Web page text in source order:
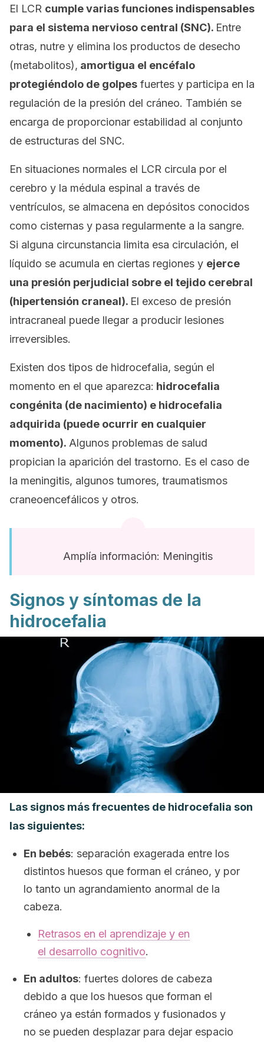
El LCR cumple varias funciones indispensables
para el sistema nervioso central (SNC). Entre
otras, nutre y elimina los productos de desecho
(metabolitos), amortigua el encéfalo
protegiéndolo de golpes fuertes y participa en la
regulación de la presión del cráneo. También se
encarga de proporcionar estabilidad al conjunto
de estructuras del SNC.
En situaciones normales el LCR circula por el
cerebro y la médula espinal a través de
ventrículos, se almacena en depósitos conocidos
como cisternas y pasa regularmente a la sangre.
Si alguna circunstancia limita esa circulación, el
líquido se acumula en ciertas regiones y ejerce
una presión perjudicial sobre el tejido cerebral
(hipertensión craneal). El exceso de presión
intracraneal puede llegar a producir lesiones
irreversibles.
Existen dos tipos de hidrocefalia, según el
momento en el que aparezca: hidrocefalia
congénita (de nacimiento) e hidrocefalia
adquirida (puede ocurrir en cualquier
momento). Algunos problemas de salud
propician la aparición del trastorno. Es el caso de
la meningitis, algunos tumores, traumatismos
craneoencefálicos y otros.
Amplía información: Meningitis
Signos y síntomas de la
hidrocefalia
Las signos más frecuentes de hidrocefalia son
las siguientes:
En bebés: separación exagerada entre los
distintos huesos que forman el cráneo, y por
lo tanto un agrandamiento anormal de la
cabeza.
Retrasos en el aprendizaje y en
el desarrollo cognitivo.
En adultos: fuertes dolores de cabeza
debido a que los huesos que forman el
cráneo ya están formados y fusionados y
no se pueden desplazar para dejar espacio